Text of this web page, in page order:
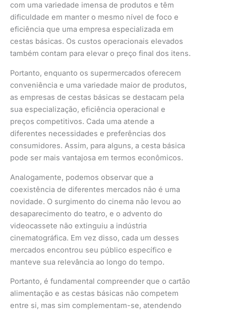
com uma variedade imensa de produtos e têm
dificuldade em manter o mesmo nível de foco e
eficiência que uma empresa especializada em
cestas básicas. Os custos operacionais elevados
também contam para elevar o preço final dos itens.
Portanto, enquanto os supermercados oferecem
conveniência e uma variedade maior de produtos,
as empresas de cestas básicas se destacam pela
sua especialização, eficiência operacional e
preços competitivos. Cada uma atende a
diferentes necessidades e preferências dos
consumidores. Assim, para alguns, a cesta básica
pode ser mais vantajosa em termos econômicos.
Analogamente, podemos observar que a
coexistência de diferentes mercados não é uma
novidade. O surgimento do cinema não levou ao
desaparecimento do teatro, e o advento do
videocassete não extinguiu a indústria
cinematográfica. Em vez disso, cada um desses
mercados encontrou seu público específico e
manteve sua relevância ao longo do tempo.
Portanto, é fundamental compreender que o cartão
alimentação e as cestas básicas não competem
entre si, mas sim complementam-se, atendendo